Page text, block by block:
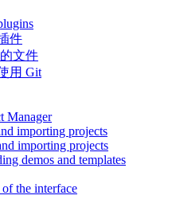
件
文件
用 Git
Manager
importing projects
importing projects
demos and templates
the interface